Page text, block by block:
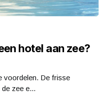
hotel aan zee?
voordelen. De frisse
zee e...